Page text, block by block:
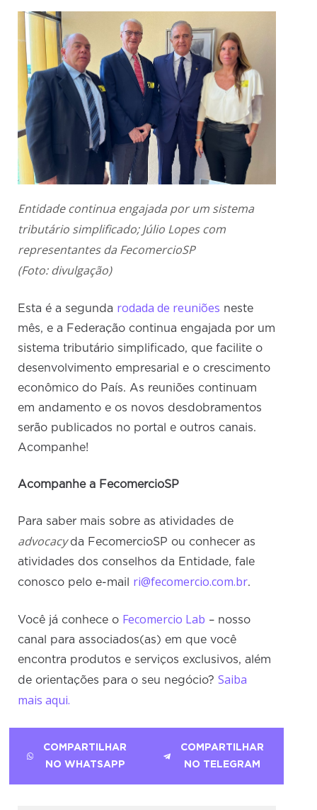
Entidade continua engajada por um sistema
tributário simplificado; Júlio Lopes com
representantes da FecomercioSP
(Foto: divulgação)
Esta é a segunda rodada de reuniões neste
mês, e a Federação continua engajada por um
sistema tributário simplificado, que facilite o
desenvolvimento empresarial e o crescimento
econômico do País. As reuniões continuam
em andamento e os novos desdobramentos
serão publicados no portal e outros canais.
Acompanhe!
Acompanhe a FecomercioSP
Para saber mais sobre as atividades de
advocacyda FecomercioSP ou conhecer as
atividades dos conselhos da Entidade, fale
conosco pelo e-mail ri@fecomercio.com.br.
Você já conhece o Fecomercio Lab – nosso
canal para associados(as) em que você
encontra produtos e serviços exclusivos, além
de orientações para o seu negócio?Saiba
mais aqui.
COMPARTILHAR
NO WHATSAPP
COMPARTILHAR
NO TELEGRAM